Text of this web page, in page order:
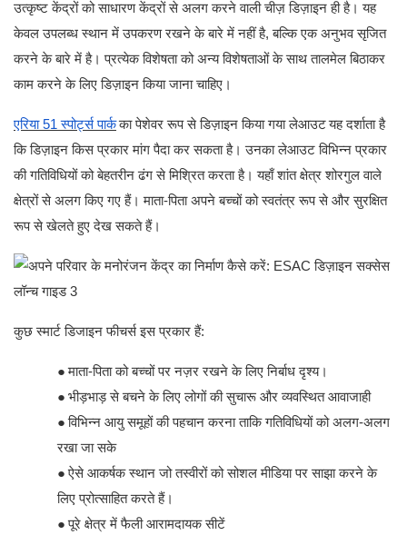
उत्कृष्ट केंद्रों को साधारण केंद्रों से अलग करने वाली चीज़ डिज़ाइन ही है। यह
केवल उपलब्ध स्थान में उपकरण रखने के बारे में नहीं है, बल्कि एक अनुभव सृजित
करने के बारे में है। प्रत्येक विशेषता को अन्य विशेषताओं के साथ तालमेल बिठाकर
काम करने के लिए डिज़ाइन किया जाना चाहिए।
एरिया 51 स्पोर्ट्स पार्कका पेशेवर रूप से डिज़ाइन किया गया लेआउटयह दर्शाता है
कि डिज़ाइन किस प्रकार मांग पैदा कर सकता है। उनका लेआउट विभिन्न प्रकार
की गतिविधियों को बेहतरीन ढंग से मिश्रित करता है। यहाँ शांत क्षेत्र शोरगुल वाले
क्षेत्रों से अलग किए गए हैं। माता-पिता अपने बच्चों को स्वतंत्र रूप से और सुरक्षित
रूप से खेलते हुए देख सकते हैं।
कुछ स्मार्ट डिजाइन फीचर्स इस प्रकार हैं:
● माता-पिता को बच्चों पर नज़र रखने के लिए निर्बाध दृश्य।
● भीड़भाड़ से बचने के लिए लोगों की सुचारू और व्यवस्थित आवाजाही
● विभिन्न आयु समूहों की पहचान करना ताकि गतिविधियों को अलग-अलग
रखा जा सके
● ऐसे आकर्षक स्थान जो तस्वीरों को सोशल मीडिया पर साझा करने के
लिए प्रोत्साहित करते हैं।
● पूरे क्षेत्र में फैली आरामदायक सीटें